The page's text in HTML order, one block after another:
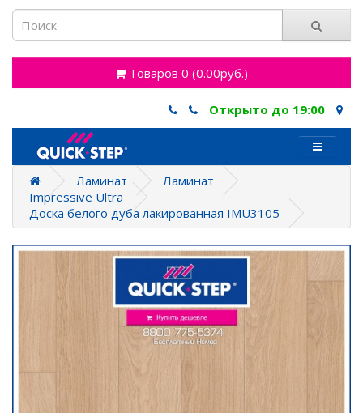
Товаров 0 (0.00руб.)
Открыто до 19:00
Ламинат
Ламинат
Impressive Ultra
Доска белого дуба лакированная IMU3105